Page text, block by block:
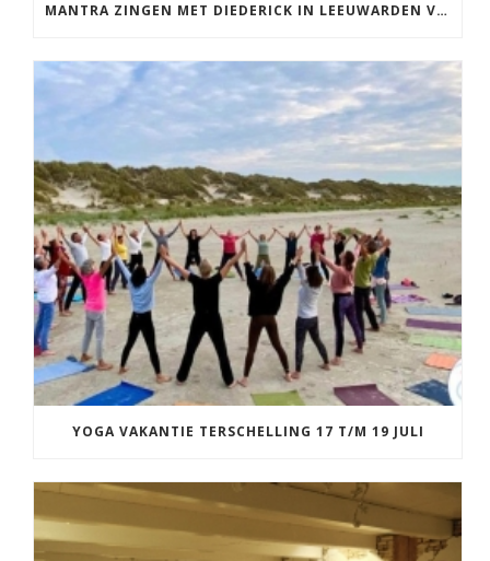
MANTRA ZINGEN MET DIEDERICK IN LEEUWARDEN VRIJDAG 12 JUNI KIRTAN
YOGA VAKANTIE TERSCHELLING 17 T/M 19 JULI